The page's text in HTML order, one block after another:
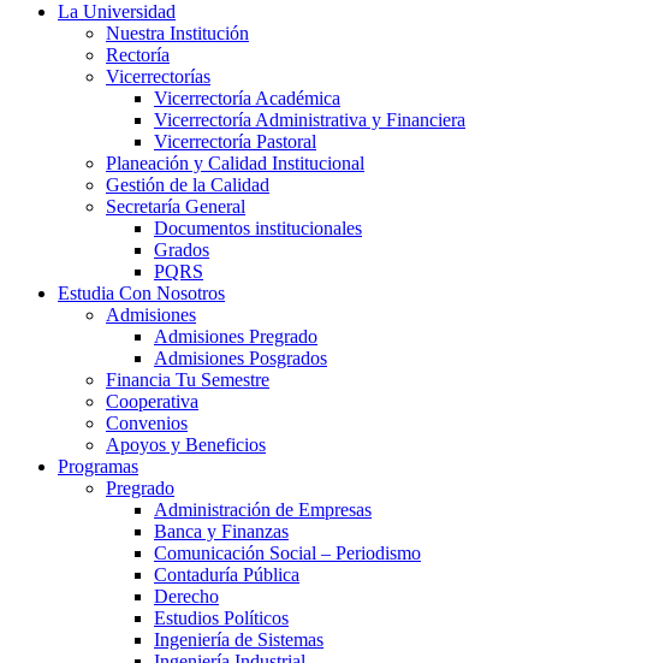
La Universidad
Nuestra Institución
Rectoría
Vicerrectorías
Vicerrectoría Académica
Vicerrectoría Administrativa y Financiera
Vicerrectoría Pastoral
Planeación y Calidad Institucional
Gestión de la Calidad
Secretaría General
Documentos institucionales
Grados
PQRS
Estudia Con Nosotros
Admisiones
Admisiones Pregrado
Admisiones Posgrados
Financia Tu Semestre
Cooperativa
Convenios
Apoyos y Beneficios
Programas
Pregrado
Administración de Empresas
Banca y Finanzas
Comunicación Social – Periodismo
Contaduría Pública
Derecho
Estudios Políticos
Ingeniería de Sistemas